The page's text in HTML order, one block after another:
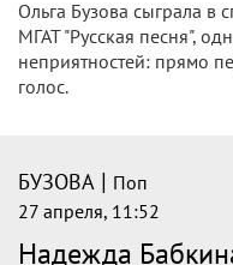
премьеры спектакля:
всего за день до выхода
«Сцена меня
впервые